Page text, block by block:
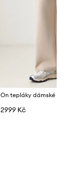
On tepláky dámské Focus
2999 Kč